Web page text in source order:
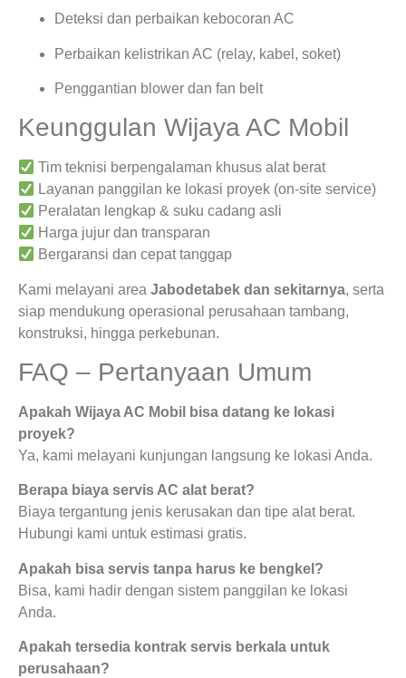
Deteksi dan perbaikan kebocoran AC
Perbaikan kelistrikan AC (relay, kabel, soket)
Penggantian blower dan fan belt
Keunggulan Wijaya AC Mobil
Tim teknisi berpengalaman khusus alat berat
Layanan panggilan ke lokasi proyek (on-site service)
Peralatan lengkap & suku cadang asli
Harga jujur dan transparan
Bergaransi dan cepat tanggap
Kami melayani area Jabodetabek dan sekitarnya, serta
siap mendukung operasional perusahaan tambang,
konstruksi, hingga perkebunan.
FAQ – Pertanyaan Umum
Apakah Wijaya AC Mobil bisa datang ke lokasi
proyek?
Ya, kami melayani kunjungan langsung ke lokasi Anda.
Berapa biaya servis AC alat berat?
Biaya tergantung jenis kerusakan dan tipe alat berat.
Hubungi kami untuk estimasi gratis.
Apakah bisa servis tanpa harus ke bengkel?
Bisa, kami hadir dengan sistem panggilan ke lokasi
Anda.
Apakah tersedia kontrak servis berkala untuk
perusahaan?